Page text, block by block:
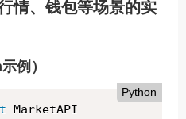
情、钱包等场景的实
例）
Python
MarketAPI